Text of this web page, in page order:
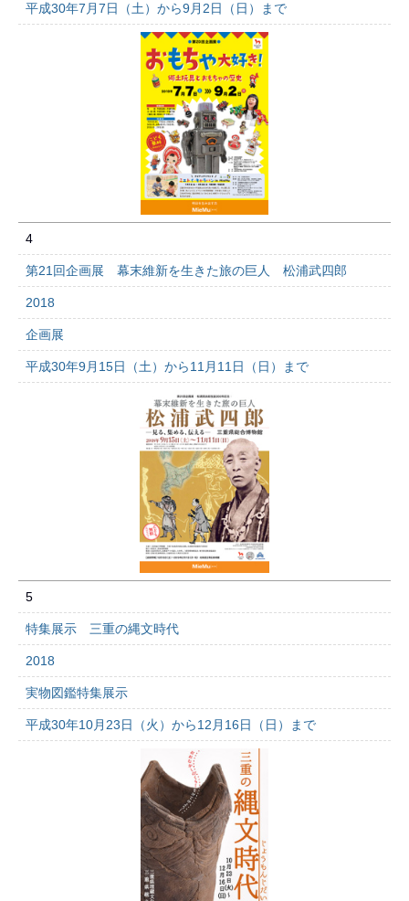
平成30年7月7日（土）から9月2日（日）まで
4
第21回企画展 幕末維新を生きた旅の巨人 松浦武四郎
2018
企画展
平成30年9月15日（土）から11月11日（日）まで
5
特集展示 三重の縄文時代
2018
実物図鑑特集展示
平成30年10月23日（火）から12月16日（日）まで